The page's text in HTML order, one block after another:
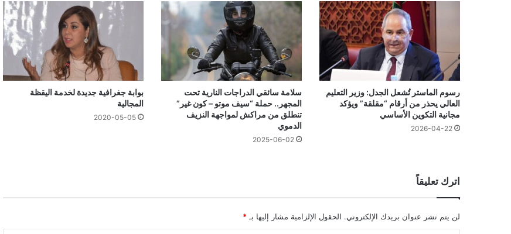
رسوم الماستر تُشعل الجدل: وزير التعليم
العالي يحذر من أرقام “مقلقة” ويؤكد
مجانية التكوين الأساسي
2026-04-22
سلامة سائقي الدراجات النارية تحت
المجهر.. حملة “سيف موتو – كون غير”
تنطلق من مراكش لمواجهة النزيف
الدموي
2025-06-02
بوابة جغرافية جديدة لخدمة اليقظة
المجالية
2020-05-05
اترك تعليقاً
لن يتم نشر عنوان بريدك الإلكتروني. الحقول الإلزامية مشار إليها بـ *